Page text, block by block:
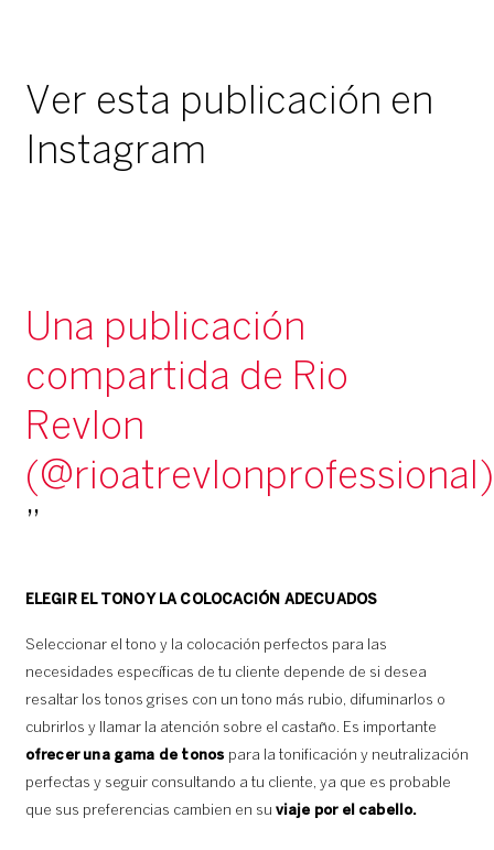
Ver esta publicación en
Instagram
Una publicación
compartida de Rio
Revlon
(@rioatrevlonprofessional)
ELEGIR EL TONO Y LA COLOCACIÓN ADECUADOS
Seleccionar el tono y la colocación perfectos para las
necesidades específicas de tu cliente depende de si desea
resaltar los tonos grises con un tono más rubio, difuminarlos o
cubrirlos y llamar la atención sobre el castaño. Es importante
ofrecer una gama de tonos para la tonificación y neutralización
perfectas y seguir consultando a tu cliente, ya que es probable
que sus preferencias cambien en su viaje por el cabello.